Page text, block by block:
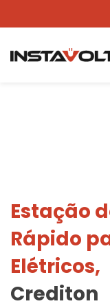
Ver outra
Estação
Rápido
Elétricos,
Crediton